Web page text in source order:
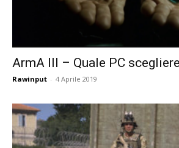
ArmA III – Quale PC
Rawinput - 4 Aprile 2019